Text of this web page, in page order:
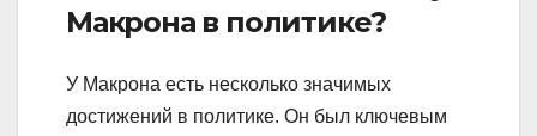
Макрона в политике?
У Макрона есть несколько значимых
достижений в политике. Он был ключевым